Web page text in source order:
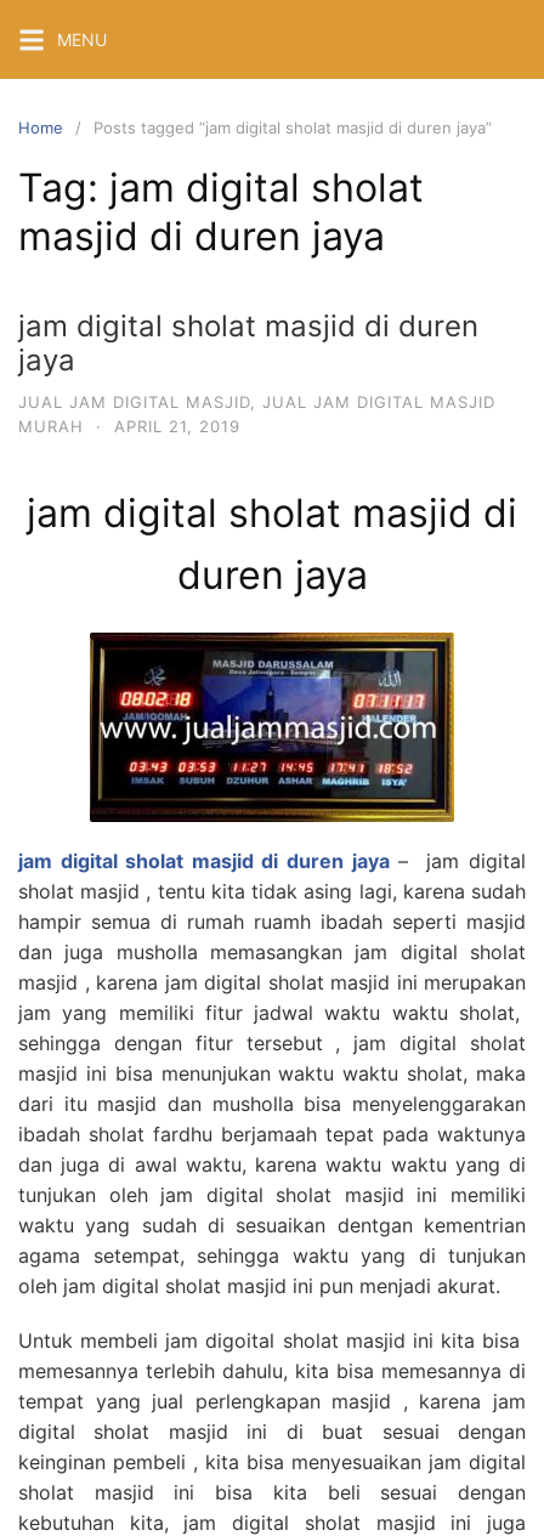
content
MENU
Home Posts tagged “jam digital sholat masjid di duren jaya”
Tag: jam digital sholat
masjid di duren jaya
jam digital sholat masjid di duren
jaya
JUAL JAM DIGITAL MASJID
JUAL JAM DIGITAL MASJID
MURAH
· APRIL 21, 2019
jam digital sholat masjid di
duren jaya
jam digital sholat masjid di duren jaya– jam digital
sholat masjid , tentu kita tidak asing lagi, karena sudah
hampir semua di rumah ruamh ibadah seperti masjid
dan juga musholla memasangkan jam digital sholat
masjid , karena jam digital sholat masjid ini merupakan
jam yang memiliki fitur jadwal waktu waktu sholat,
sehingga dengan fitur tersebut , jam digital sholat
masjid ini bisa menunjukan waktu waktu sholat, maka
dari itu masjid dan musholla bisa menyelenggarakan
ibadah sholat fardhu berjamaah tepat pada waktunya
dan juga di awal waktu, karena waktu waktu yang di
tunjukan oleh jam digital sholat masjid ini memiliki
waktu yang sudah di sesuaikan dentgan kementrian
agama setempat, sehingga waktu yang di tunjukan
oleh jam digital sholat masjid ini pun menjadi akurat.
Untuk membeli jam digoital sholat masjid ini kita bisa
memesannya terlebih dahulu, kita bisa memesannya di
tempat yang jual perlengkapan masjid , karena jam
digital sholat masjid ini di buat sesuai dengan
keinginan pembeli , kita bisa menyesuaikan jam digital
sholat masjid ini bisa kita beli sesuai dengan
kebutuhan kita, jam digital sholat masjid ini juga